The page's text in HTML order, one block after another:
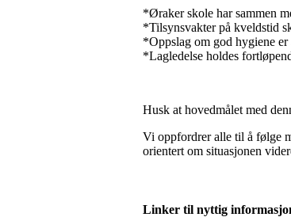
*Øraker skole har sammen
*Tilsynsvakter på kveldstid
*Oppslag om god hygiene er
*Lagledelse holdes
Husk at hovedmålet med
Vi oppfordrer alle til å følge
orientert om situasjonen
Linker til nyttig